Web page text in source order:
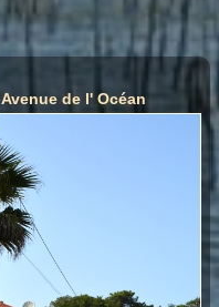
Avenue de l' Océan